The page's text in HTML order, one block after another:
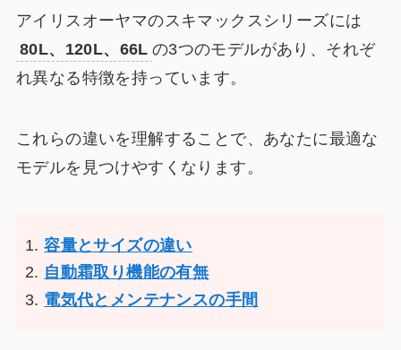
アイリスオーヤマのスキマックスシリーズには
80L、120L、66L の3つのモデルがあり、それぞ
れ異なる特徴を持っています。
これらの違いを理解することで、あなたに最適な
モデルを見つけやすくなります。
容量とサイズの違い
自動霜取り機能の有無
電気代とメンテナンスの手間